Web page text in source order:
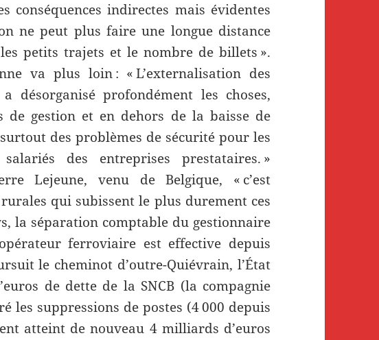
conséquences indirectes mais évidentes
ne peut plus faire une longue distance
petits trajets et le nombre de billets ».
va plus loin : « L’externalisation des
désorganisé profondément les choses,
de gestion et en dehors de la baisse de
des problèmes de sécurité pour les
des entreprises prestataires. »
Lejeune, venu de Belgique, « c’est
qui subissent le plus durement ces
la séparation comptable du gestionnaire
ferroviaire est effective depuis
le cheminot d’outre-Quiévrain, l’État
de dette de la SNCB (la compagnie
les suppressions de postes (4 000 depuis
atteint de nouveau 4 milliards d’euros